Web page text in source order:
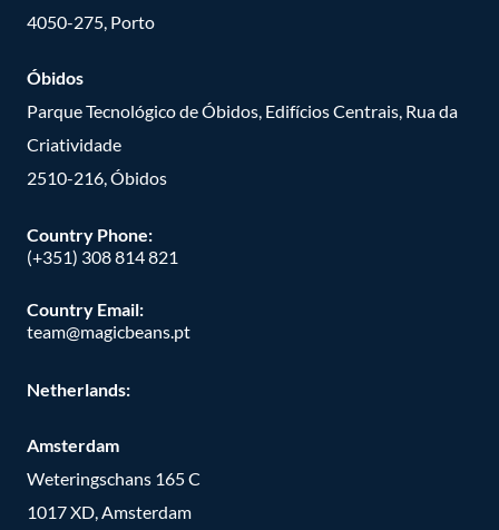
4050-275, Porto
Óbidos
Parque Tecnológico de Óbidos, Edifícios Centrais, Rua da
Criatividade
2510-216, Óbidos
Country Phone:
(+351) 308 814 821
Country Email:
team@magicbeans.pt
Netherlands:
Amsterdam
Weteringschans 165 C
1017 XD, Amsterdam